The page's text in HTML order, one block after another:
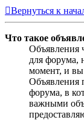
Вернуться к
Что такое
Объявления
для форума,
момент, и
Объявления
форума, в
важными